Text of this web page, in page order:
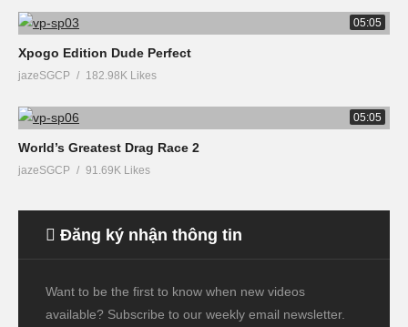
05:05
Xpogo Edition Dude Perfect
jazeSGCP 182.98K Likes
05:05
World’s Greatest Drag Race 2
jazeSGCP 91.69K Likes
Đăng ký nhận thông tin
Want to be the first to know when new videos
available? Subscribe to our weekly email newsletter.